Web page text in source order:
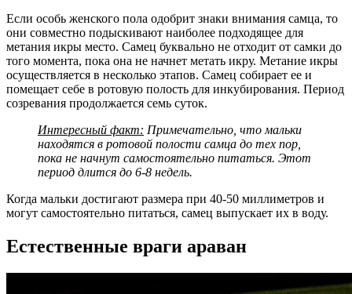
Если особь женского пола одобрит знаки внимания самца, то
они совместно подыскивают наиболее подходящее для
метания икры место. Самец буквально не отходит от самки до
того момента, пока она не начнет метать икру. Метание икры
осуществляется в несколько этапов. Самец собирает ее и
помещает себе в ротовую полость для инкубирования. Период
созревания продолжается семь суток.
Интересный факт: Примечательно, что мальки
находятся в ротовой полости самца до тех пор,
пока не начнут самостоятельно питаться. Этот
период длится до 6-8 недель.
Когда мальки достигают размера при 40-50 миллиметров и
могут самостоятельно питаться, самец выпускает их в воду.
Естественные враги араван